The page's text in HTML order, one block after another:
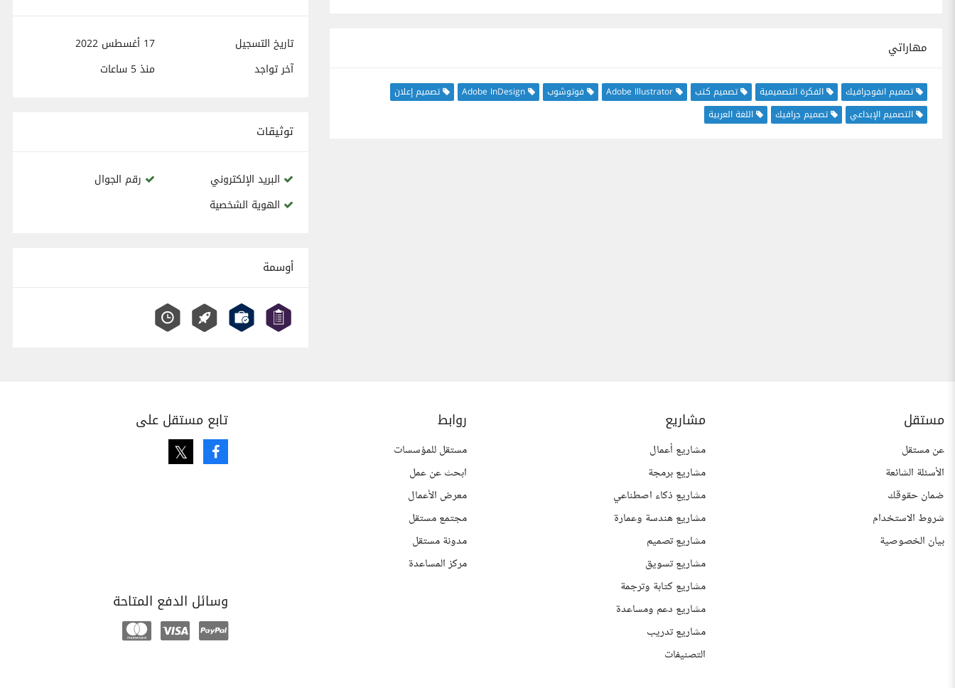
مهاراتي
تصميم انفوجرافيك الفكرة التصميمية تصميم كتب Adobe Illustrator فوتوشوب Adobe InDesign
تصميم إعلان
التصميم الإبداعي
تصميم جرافيك اللغة العربية
تاريخ التسجيل
17 أغسطس 2022
آخر تواجد
منذ5 ساعات
توثيقات
البريد الإلكتروني
رقم الجوال
الهوية الشخصية
أوسمة
مستقل
عن مستقل
الأسئلة الشائعة
ضمان حقوقك
شروط الاستخدام
بيان الخصوصية
مشاريع
مشاريع أعمال
مشاريع برمجة
مشاريع ذكاء اصطناعي
مشاريع هندسة وعمارة
مشاريع تصميم
مشاريع تسويق
مشاريع كتابة وترجمة
مشاريع دعم ومساعدة
مشاريع تدريب
التصنيفات
روابط
مستقل للمؤسسات
ابحث عن عمل
معرض الأعمال
مجتمع مستقل
مدونة مستقل
مركز المساعدة
تابع مستقل على
Facebook
Twitter
وسائل الدفع المتاحة
Paypal
Visa